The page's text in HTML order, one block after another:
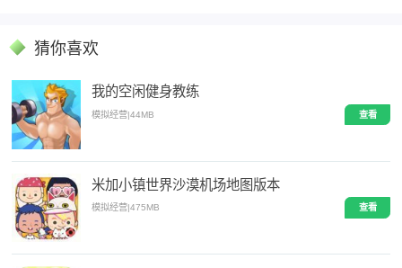
猜你喜欢
我的空闲健身教练
模拟经营|44MB 查看
米加小镇世界沙漠机场地图版本
模拟经营|475MB 查看